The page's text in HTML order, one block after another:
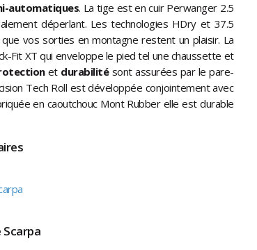
automatiques. La tige est en cuir Perwanger 2.5
déperlant. Les technologies HDry et 37.5
vos sorties en montagne restent un plaisir. La
Fit XT qui enveloppe le pied tel une chaussette et
et durabilité sont assurées par le pare-
Tech Roll est développée conjointement avec
en caoutchouc Mont Rubber elle est durable
Scarpa